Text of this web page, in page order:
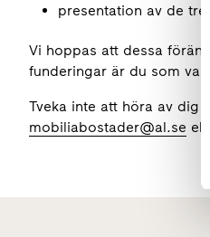
presentation av de tre
Vi hoppas att dessa
funderingar är du som
Tveka inte att höra av dig
mobiliabostader@al.se